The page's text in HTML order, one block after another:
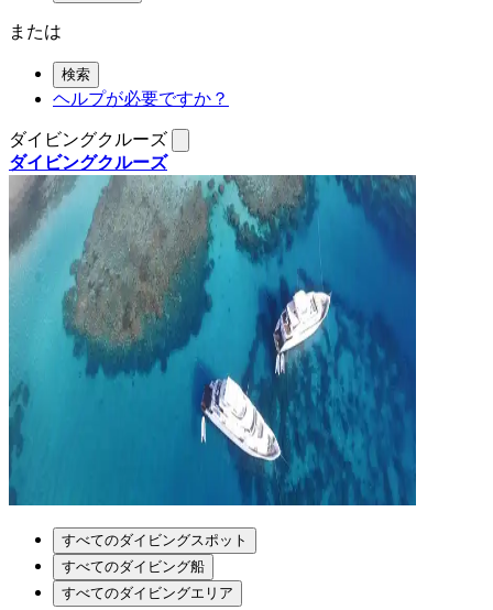
または
検索
ヘルプが必要ですか？
ダイビングクルーズ
ダイビングクルーズ
すべてのダイビングスポット
すべてのダイビング船
すべてのダイビングエリア